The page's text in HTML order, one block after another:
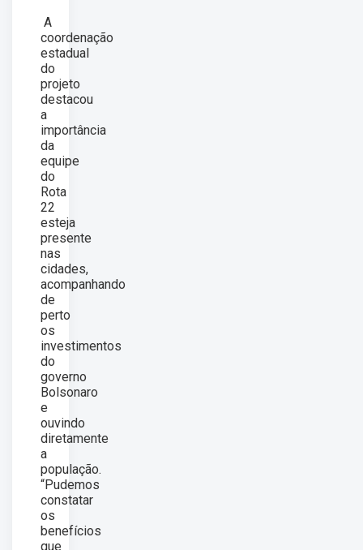
A
coordenação
estadual
do
projeto
destacou
a
importância
da
equipe
do
Rota
22
esteja
presente
nas
cidades,
acompanhando
de
perto
os
investimentos
do
governo
Bolsonaro
e
ouvindo
diretamente
a
população.
“Pudemos
constatar
os
benefícios
que